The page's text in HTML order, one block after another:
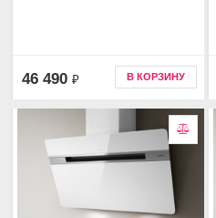
46 490 ₽ В КОРЗИНУ